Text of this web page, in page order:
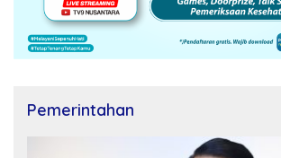
Pemerintahan